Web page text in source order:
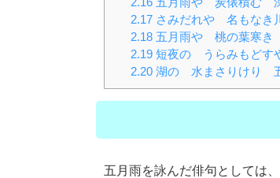
2.17さみだれや 名もなき
2.18五月雨や 桃の葉寒き
2.19短夜の うらみもどす
2.20湖の 水まさりけり
五月雨を詠んだ俳句としては